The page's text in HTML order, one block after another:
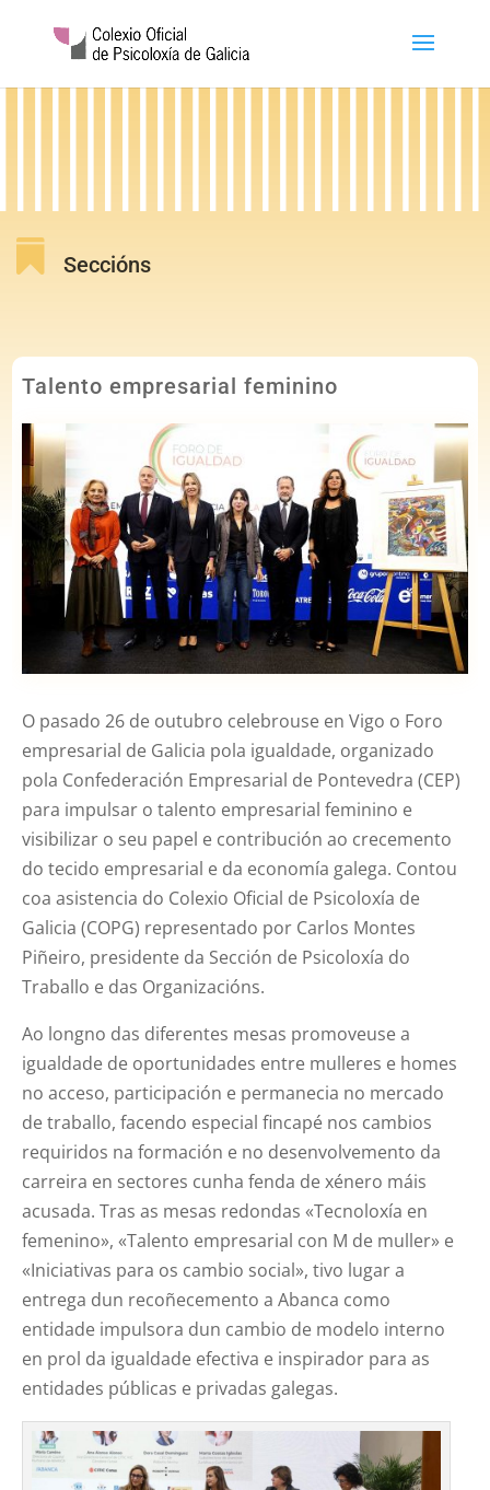
 Seccións
Talento empresarial feminino
O pasado 26 de outubro celebrouse en Vigo o Foro
empresarial de Galicia pola igualdade, organizado
pola Confederación Empresarial de Pontevedra (CEP)
para impulsar o talento empresarial feminino e
visibilizar o seu papel e contribución ao crecemento
do tecido empresarial e da economía galega. Contou
coa asistencia do Colexio Oficial de Psicoloxía de
Galicia (COPG) representado por Carlos Montes
Piñeiro, presidente da Sección de Psicoloxía do
Traballo e das Organizacións.
Ao longno das diferentes mesas promoveuse a
igualdade de oportunidades entre mulleres e homes
no acceso, participación e permanecia no mercado
de traballo, facendo especial fincapé nos cambios
requiridos na formación e no desenvolvemento da
carreira en sectores cunha fenda de xénero máis
acusada. Tras as mesas redondas «Tecnoloxía en
femenino», «Talento empresarial con M de muller» e
«Iniciativas para os cambio social», tivo lugar a
entrega dun recoñecemento a Abanca como
entidade impulsora dun cambio de modelo interno
en prol da igualdade efectiva e inspirador para as
entidades públicas e privadas galegas.